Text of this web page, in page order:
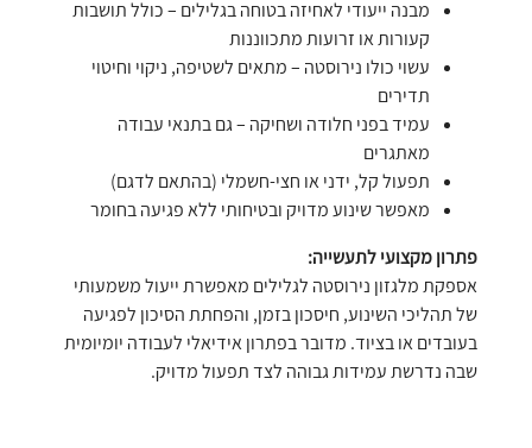
מבנה ייעודי לאחיזה בטוחה בגלילים – כולל תושבות
קעורות או זרועות מתכווננות
עשוי כולו נירוסטה – מתאים לשטיפה, ניקוי וחיטוי
תדירים
עמיד בפני חלודה ושחיקה – גם בתנאי עבודה
מאתגרים
תפעול קל, ידני או חצי-חשמלי (בהתאם לדגם)
מאפשר שינוע מדויק ובטיחותי ללא פגיעה בחומר
פתרון מקצועי לתעשייה:
אספקת מלגזון נירוסטה לגלילים מאפשרת ייעול משמעותי
של תהליכי השינוע, חיסכון בזמן, והפחתת הסיכון לפגיעה
בעובדים או בציוד. מדובר בפתרון אידיאלי לעבודה יומיומית
שבה נדרשת עמידות גבוהה לצד תפעול מדויק.